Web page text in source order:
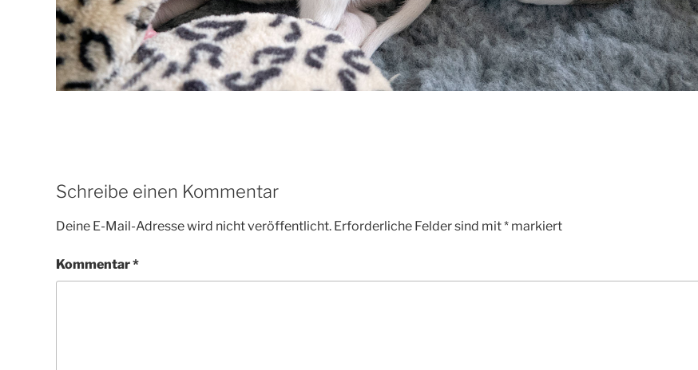
Schreibe einen Kommentar
Deine E-Mail-Adresse wird nicht veröffentlicht. Erforderliche Felder sind mit* markiert
Kommentar*